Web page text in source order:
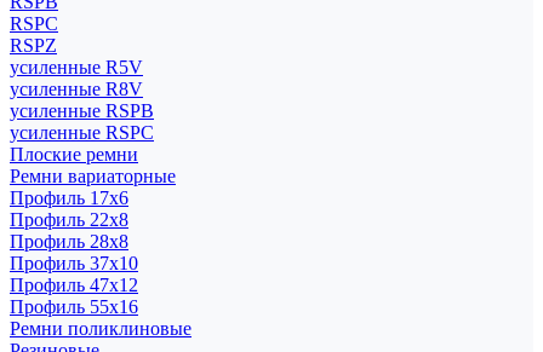
RSPC
RSPZ
усиленные R5V
усиленные R8V
усиленные RSPB
усиленные RSPC
Плоские ремни
Ремни вариаторные
Профиль 17x6
Профиль 22x8
Профиль 28x8
Профиль 37x10
Профиль 47x12
Профиль 55x16
Ремни поликлиновые